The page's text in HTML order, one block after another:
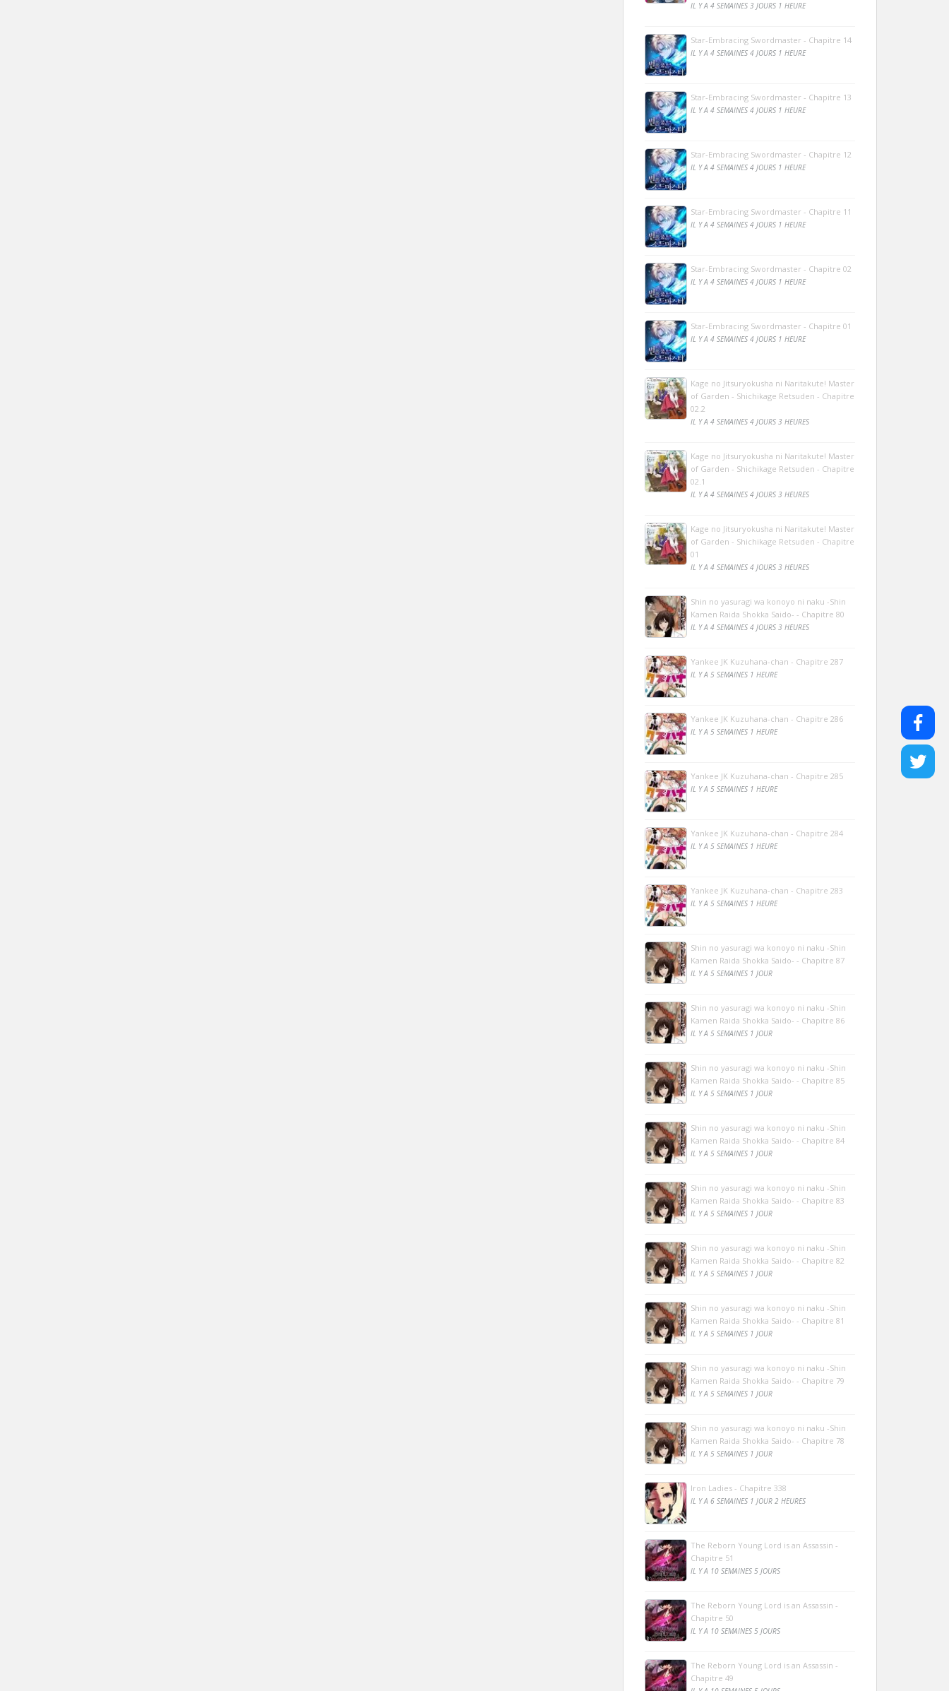
IL Y A 4 SEMAINES 3 JOURS 1 HEURE
Star-Embracing Swordmaster - Chapitre 14
IL Y A 4 SEMAINES 4 JOURS 1 HEURE
Star-Embracing Swordmaster - Chapitre 13
IL Y A 4 SEMAINES 4 JOURS 1 HEURE
Star-Embracing Swordmaster - Chapitre 12
IL Y A 4 SEMAINES 4 JOURS 1 HEURE
Star-Embracing Swordmaster - Chapitre 11
IL Y A 4 SEMAINES 4 JOURS 1 HEURE
Star-Embracing Swordmaster - Chapitre 02
IL Y A 4 SEMAINES 4 JOURS 1 HEURE
Star-Embracing Swordmaster - Chapitre 01
IL Y A 4 SEMAINES 4 JOURS 1 HEURE
Kage no Jitsuryokusha ni Naritakute! Master
of Garden - Shichikage Retsuden - Chapitre
02.2
IL Y A 4 SEMAINES 4 JOURS 3 HEURES
Kage no Jitsuryokusha ni Naritakute! Master
of Garden - Shichikage Retsuden - Chapitre
02.1
IL Y A 4 SEMAINES 4 JOURS 3 HEURES
Kage no Jitsuryokusha ni Naritakute! Master
of Garden - Shichikage Retsuden - Chapitre
01
IL Y A 4 SEMAINES 4 JOURS 3 HEURES
Shin no yasuragi wa konoyo ni naku -Shin
Kamen Raida Shokka Saido- - Chapitre 80
IL Y A 4 SEMAINES 4 JOURS 3 HEURES
Yankee JK Kuzuhana-chan - Chapitre 287
IL Y A 5 SEMAINES 1 HEURE
Yankee JK Kuzuhana-chan - Chapitre 286
IL Y A 5 SEMAINES 1 HEURE
Yankee JK Kuzuhana-chan - Chapitre 285
IL Y A 5 SEMAINES 1 HEURE
Yankee JK Kuzuhana-chan - Chapitre 284
IL Y A 5 SEMAINES 1 HEURE
Yankee JK Kuzuhana-chan - Chapitre 283
IL Y A 5 SEMAINES 1 HEURE
Shin no yasuragi wa konoyo ni naku -Shin
Kamen Raida Shokka Saido- - Chapitre 87
IL Y A 5 SEMAINES 1 JOUR
Shin no yasuragi wa konoyo ni naku -Shin
Kamen Raida Shokka Saido- - Chapitre 86
IL Y A 5 SEMAINES 1 JOUR
Shin no yasuragi wa konoyo ni naku -Shin
Kamen Raida Shokka Saido- - Chapitre 85
IL Y A 5 SEMAINES 1 JOUR
Shin no yasuragi wa konoyo ni naku -Shin
Kamen Raida Shokka Saido- - Chapitre 84
IL Y A 5 SEMAINES 1 JOUR
Shin no yasuragi wa konoyo ni naku -Shin
Kamen Raida Shokka Saido- - Chapitre 83
IL Y A 5 SEMAINES 1 JOUR
Shin no yasuragi wa konoyo ni naku -Shin
Kamen Raida Shokka Saido- - Chapitre 82
IL Y A 5 SEMAINES 1 JOUR
Shin no yasuragi wa konoyo ni naku -Shin
Kamen Raida Shokka Saido- - Chapitre 81
IL Y A 5 SEMAINES 1 JOUR
Shin no yasuragi wa konoyo ni naku -Shin
Kamen Raida Shokka Saido- - Chapitre 79
IL Y A 5 SEMAINES 1 JOUR
Shin no yasuragi wa konoyo ni naku -Shin
Kamen Raida Shokka Saido- - Chapitre 78
IL Y A 5 SEMAINES 1 JOUR
Iron Ladies - Chapitre 338
IL Y A 6 SEMAINES 1 JOUR 2 HEURES
The Reborn Young Lord is an Assassin -
Chapitre 51
IL Y A 10 SEMAINES 5 JOURS
The Reborn Young Lord is an Assassin -
Chapitre 50
IL Y A 10 SEMAINES 5 JOURS
The Reborn Young Lord is an Assassin -
Chapitre 49